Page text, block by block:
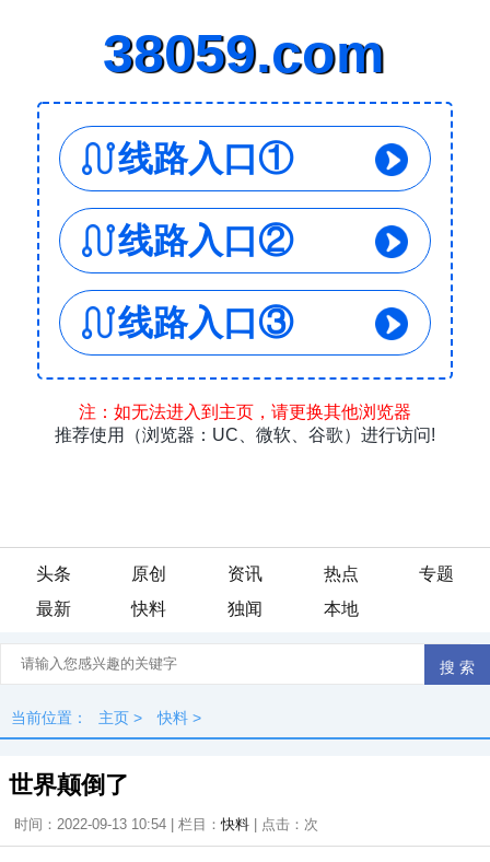
头条 原创 资讯 热点
专题
最新
快料 独闻 本地
当前位置： 主页 > 快料 >
世界颠倒了
时间：2022-09-13 10:54 | 栏目：快料 | 点击： 次